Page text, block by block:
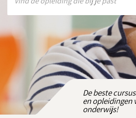
De beste
en opleidingen
onderwijs!